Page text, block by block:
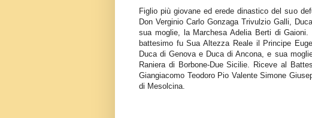
Figlio più giovane ed erede dinastico del suo
Don Verginio Carlo Gonzaga Trivulzio Galli,
sua moglie, la Marchesa Adelia Berti di
battesimo fu Sua Altezza Reale il Principe
Duca di Genova e Duca di Ancona, e sua
Raniera di Borbone-Due Sicilie. Riceve al
Giangiacomo Teodoro Pio Valente Simone
di Mesolcina.